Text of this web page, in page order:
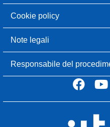
Cookie policy
Note legali
Responsabile del